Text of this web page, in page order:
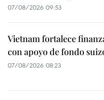
07/08/2026 09:53
Vietnam fortalece
con apoyo de fondo
07/08/2026 08:23